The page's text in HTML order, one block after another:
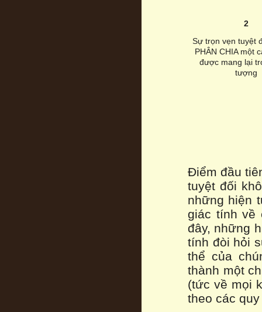
2
Sự trọn vẹn tuyệt
PHÂN CHIA một
được mang lại
tượng
Điểm đầu
tuyệt đối
những hiện
giác tính về
đây, những
tính đòi hỏi
thể của
thành một
(tức về mọi
theo các